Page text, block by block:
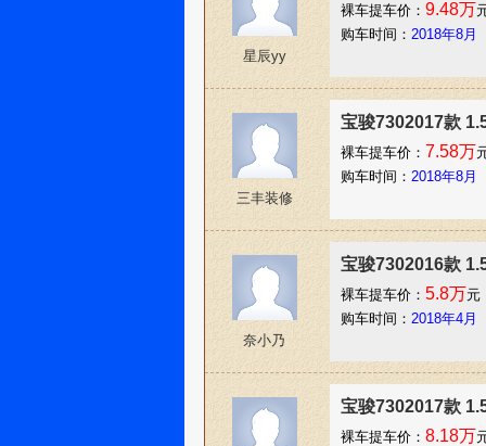
星辰yy
裸车提车价： 9.48万
购车时间： 2018年8月
三丰装修
宝骏7302017款
裸车提车价： 7.58万
购车时间： 2018年8月
奈小乃
宝骏7302016款
裸车提车价： 5.8万元
购车时间： 2018年4月
宝骏7302017款
裸车提车价： 8.18万